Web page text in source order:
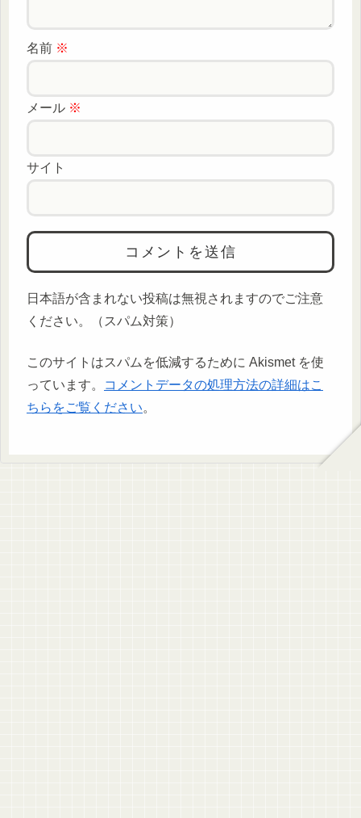
名前 ※
メール ※
サイト
日本語が含まれない投稿は無視されますのでご注意
ください。（スパム対策）
このサイトはスパムを低減するために Akismet を使
っています。
コメントデータの処理方法の詳細はこ
ちらをご覧ください。